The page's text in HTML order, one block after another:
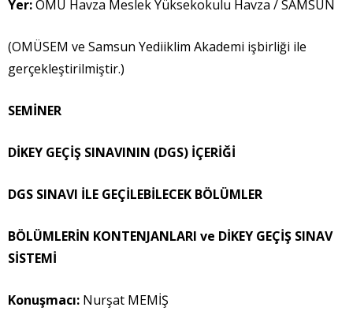
Yer:OMÜ Havza Meslek Yüksekokulu Havza / SAMSUN
(OMÜSEM ve Samsun Yediiklim Akademi işbirliği ile
gerçekleştirilmiştir.)
SEMİNER
DİKEY GEÇİŞ SINAVININ (DGS) İÇERİĞİ
DGS SINAVI İLE GEÇİLEBİLECEK BÖLÜMLER
BÖLÜMLERİN KONTENJANLARI ve DİKEY GEÇİŞ SINAV
SİSTEMİ
Konuşmacı: Nurşat MEMİŞ